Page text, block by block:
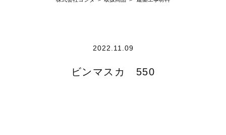
2022.11.09
ビンマスカ 550